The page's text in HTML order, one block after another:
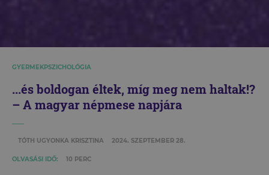
GYERMEKPSZICHOLÓGIA
...és boldogan éltek, míg meg nem haltak!?
– A magyar népmese napjára
TÓTH UGYONKA KRISZTINA 2024. SZEPTEMBER 28.
OLVASÁSI IDŐ: 10 PERC